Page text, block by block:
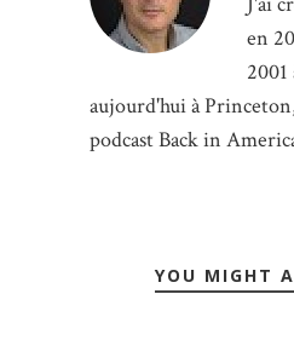
en
2001
aujourd'hui à
podcast Back in
YOU MIGHT